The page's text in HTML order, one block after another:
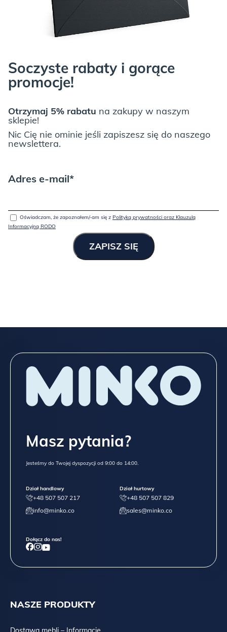
Soczyste rabaty i gorące
promocje!
Otrzymaj 5% rabatu na zakupy w naszym
sklepie!
Nic Cię nie ominie jeśli zapiszesz się do naszego
newslettera.
Adres e-mail*
Oświadczam, że zapoznałem/-am się z Polityką prywatności oraz Klauzulą
Informacyjną RODO
NASZE PRODUKTY
Masz pytania?
Jesteśmy do Twojej dyspozycji od 9:00 do 14:00.
Dział handlowy
+48 507 507 217
info@minko.co
Dział hurtowy
+48 507 507 829
sales@minko.co
Dołącz do nas!